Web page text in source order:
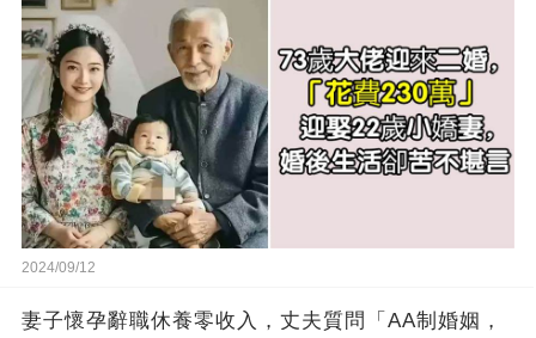
2024/09/12
妻子懷孕辭職休養零收入，丈夫質問「AA制婚姻，